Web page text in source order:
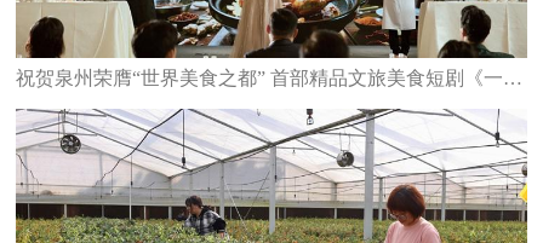
祝贺泉州荣膺“世界美食之都” 首部精品文旅美食短剧《一碗泉州之姜母鸭》6日上线